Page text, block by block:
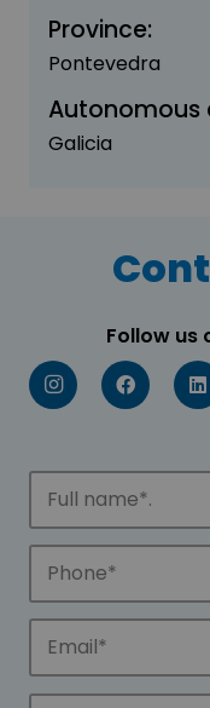
Province:
Pontevedra
Autonomous
Galicia
Follow us